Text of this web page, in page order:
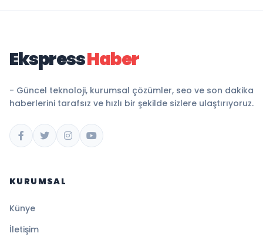
EkspressHaber
- Güncel teknoloji, kurumsal çözümler, seo ve son dakika
haberlerini tarafsız ve hızlı bir şekilde sizlere ulaştırıyoruz.
KURUMSAL
Künye
İletişim